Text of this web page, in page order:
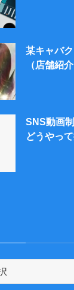
某キャバ
（店舗紹介
SNS動画
どうやっ